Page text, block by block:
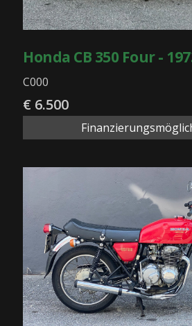
Honda CB 350 Four -
C000
€ 6.500